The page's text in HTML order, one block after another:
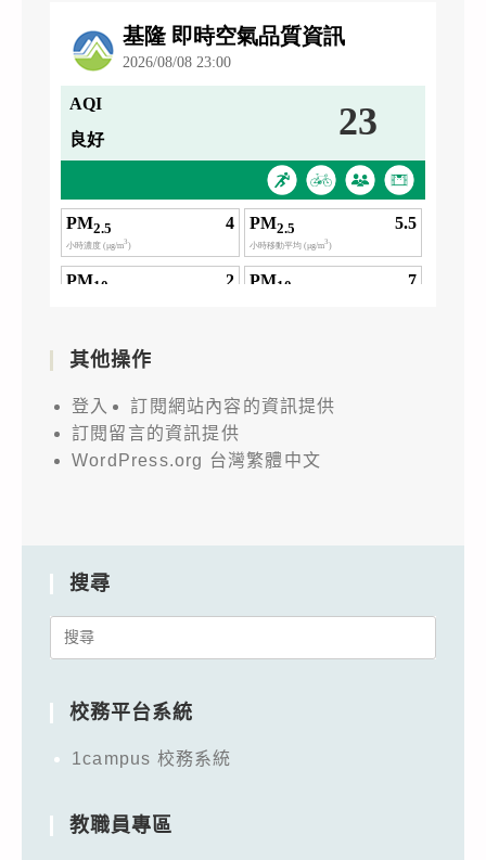
其他操作
登入
訂閱網站內容的資訊提供
訂閱留言的資訊提供
WordPress.org 台灣繁體中文
搜尋
Search
校務平台系統
1campus 校務系統
教職員專區